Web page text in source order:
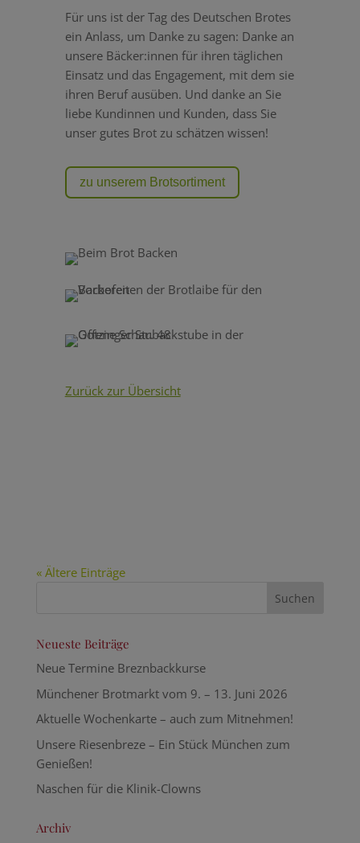
Für uns ist der Tag des Deutschen Brotes
ein Anlass, um Danke zu sagen: Danke an
unsere Bäcker:innen für ihren täglichen
Einsatz und das Engagement, mit dem sie
ihren Beruf ausüben. Und danke an Sie
liebe Kundinnen und Kunden, dass Sie
unser gutes Brot zu schätzen wissen!
zu unserem Brotsortiment
Zurück zur Übersicht
« Ältere Einträge
Neueste Beiträge
Neue Termine Breznbackkurse
Münchener Brotmarkt vom 9. – 13. Juni 2026
Aktuelle Wochenkarte – auch zum Mitnehmen!
Unsere Riesenbreze – Ein Stück München zum
Genießen!
Naschen für die Klinik-Clowns
Archiv